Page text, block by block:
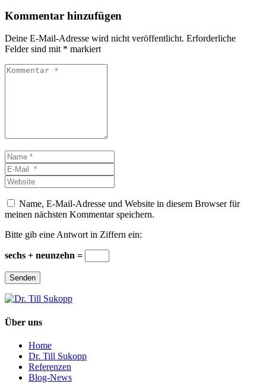
Kommentar hinzufügen
Deine E-Mail-Adresse wird nicht veröffentlicht. Erforderliche
Felder sind mit * markiert
Kommentar
Name
*E-
Mail
*
Website
Name, E-Mail-Adresse und Website in diesem Browser für
meinen nächsten Kommentar speichern.
Bitte gib eine Antwort in Ziffern ein:
sechs + neunzehn =
Senden
Über uns
Home
Dr. Till Sukopp
Referenzen
Blog-News